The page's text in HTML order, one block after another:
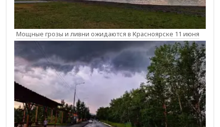
Мощные грозы и ливни ожидаются в Красноярске 11 июня